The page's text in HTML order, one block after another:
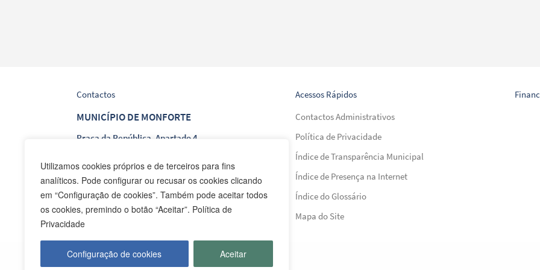
Utilizamos cookies próprios e de terceiros para fins
analíticos. Pode configurar ou recusar os cookies clicando
em “Configuração de cookies”. Também pode aceitar todos
os cookies, premindo o botão “Aceitar”. Política de
Privacidade
Configuração de cookies Aceitar
Contactos
MUNICÍPIO DE MONFORTE
Praça da República, Apartado 4
T.245 578 060 (Chamada para a Rede Fixa Nacional)
F.245 578 069 (Chamada para a Rede Fixa Nacional)
E.
Acessos Rápidos
Contactos Administrativos
Política de Privacidade
Índice de Transparência Municipal
Índice de Presença na Internet
Índice do Glossário
Mapa do Site